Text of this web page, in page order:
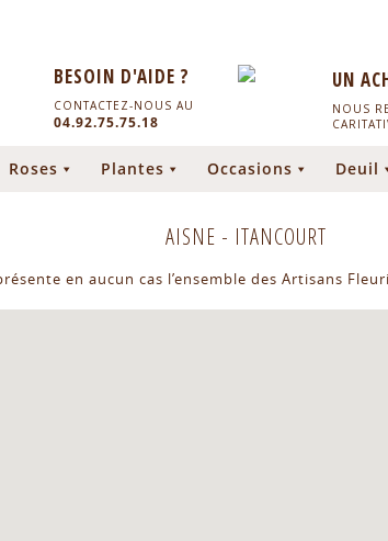
BESOIN D'AIDE ?
CONTACTEZ-NOUS AU
04.92.75.75.18
UN
NOUS
Roses Plantes Occasions Deuil
AISNE - ITANCOURT
en aucun cas l’ensemble des Artisans